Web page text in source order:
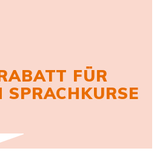
FÜR
SPRACHKURSE